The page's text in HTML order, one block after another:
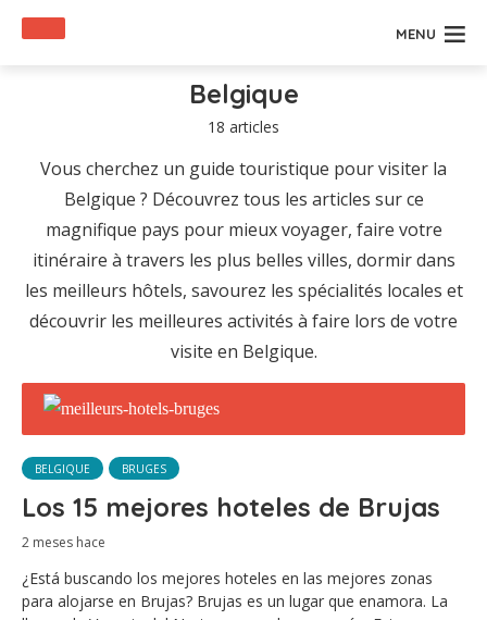
MENU
Belgique
18 articles
Vous cherchez un guide touristique pour visiter la
Belgique ? Découvrez tous les articles sur ce
magnifique pays pour mieux voyager, faire votre
itinéraire à travers les plus belles villes, dormir dans
les meilleurs hôtels, savourez les spécialités locales et
découvrir les meilleures activités à faire lors de votre
visite en Belgique.
BELGIQUE BRUGES
Los 15 mejores hoteles de Brujas
2 meses hace
¿Está buscando los mejores hoteles en las mejores zonas
para alojarse en Brujas? Brujas es un lugar que enamora. La